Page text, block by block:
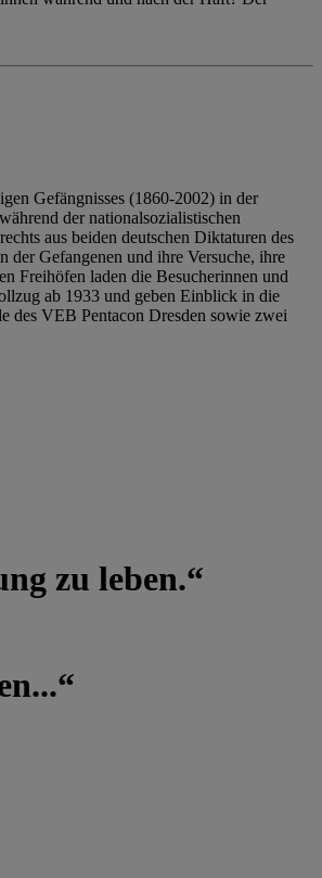
Gefängnisses (1860-2002) in der
der nationalsozialistischen
aus beiden deutschen Diktaturen des
der Gefangenen und ihre Versuche, ihre
Freihöfen laden die Besucherinnen und
ab 1933 und geben Einblick in die
des VEB Pentacon Dresden sowie zwei
zu leben.“